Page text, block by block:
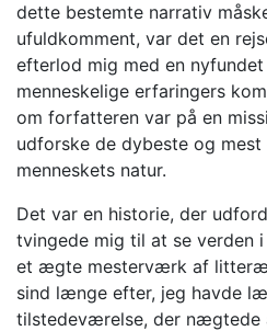
dette bestemte narrativ
ufuldkomment, var det en
efterlod mig med en
menneskelige erfaringers
om forfatteren var på en
udforske de dybeste og
menneskets natur.
Det var en historie, der
tvingede mig til at se verden
et ægte mesterværk af
sind længe efter, jeg havde
tilstedeværelse, der nægtede